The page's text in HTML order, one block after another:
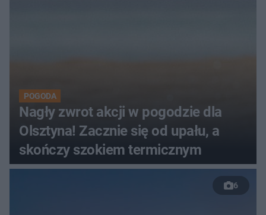
POGODA
Nagły zwrot akcji w pogodzie dla
Olsztyna! Zacznie się od upału, a
skończy szokiem termicznym
6